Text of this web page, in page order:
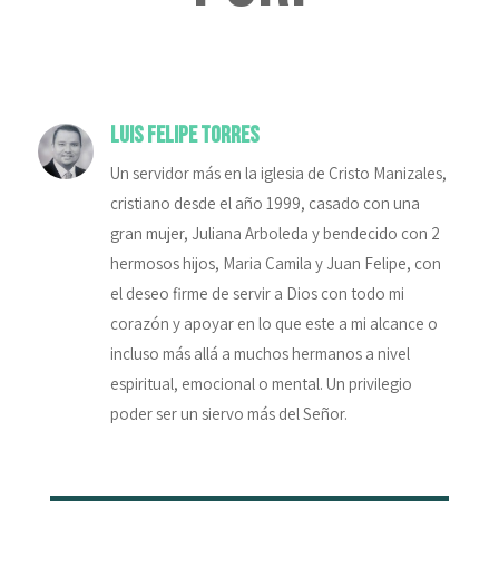
Luis Felipe Torres
Un servidor más en la iglesia de Cristo Manizales,
cristiano desde el año 1999, casado con una
gran mujer, Juliana Arboleda y bendecido con 2
hermosos hijos, Maria Camila y Juan Felipe, con
el deseo firme de servir a Dios con todo mi
corazón y apoyar en lo que este a mi alcance o
incluso más allá a muchos hermanos a nivel
espiritual, emocional o mental. Un privilegio
poder ser un siervo más del Señor.